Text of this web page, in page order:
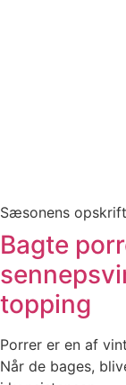
Sæsonens
Bagte
topping
Porrer er en af
Når de bages,